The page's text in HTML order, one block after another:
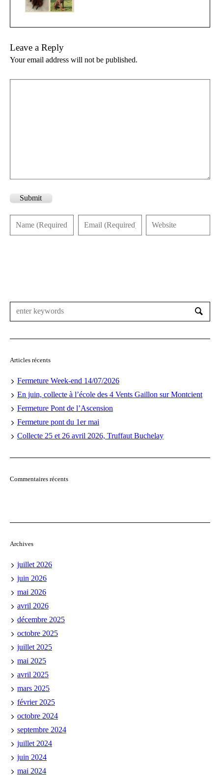
Leave a Reply
Your email address will not be published.
Submit
Articles récents
Fermeture Week-end 14/07/2026
En juin, collecte à l’école des 4 Vents Gaillon sur Montcient
Fermeture Pont de l’Ascension
Fermeture pont du 1er mai
Collecte 25 et 26 avril 2026, Truffaut Buchelay
Commentaires récents
Archives
juillet 2026
juin 2026
mai 2026
avril 2026
décembre 2025
octobre 2025
juillet 2025
mai 2025
avril 2025
mars 2025
février 2025
octobre 2024
septembre 2024
juillet 2024
juin 2024
mai 2024